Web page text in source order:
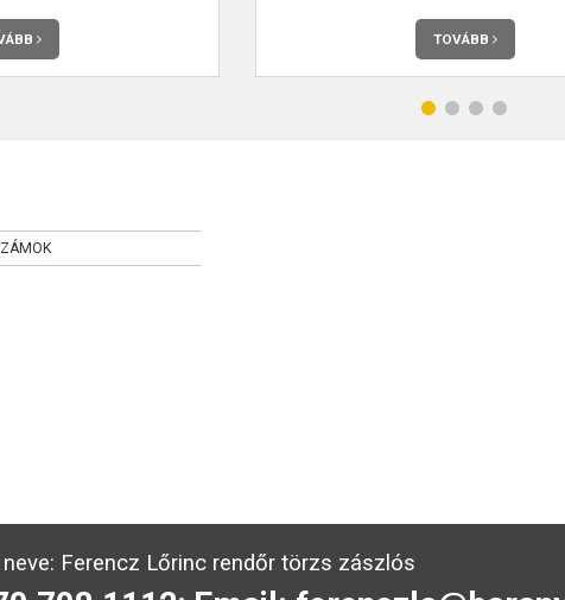
TOVÁBB
Ferencz Lőrinc rendőr törzs zászlós